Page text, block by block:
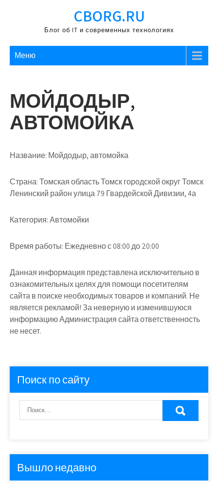
содержимому
CBORG.RU
Блог об IT и современных технологиях
Меню
МОЙДОДЫР,
АВТОМОЙКА
Название: Мойдодыр, автомойка
Страна:Томская область Томск городской округ Томск
Ленинский район улица 79 Гвардейской Дивизии, 4а
Категория:Автомойки
Время работы: Ежедневно с 08:00 до 20:00
Данная информация представлена исключительно в
ознакомительных целях для помощи посетителям
сайта в поиске необходимых товаров и компаний. Не
является рекламой! За неверную и изменившуюся
информацию Администрация сайта ответственность
не несет.
Поиск по сайту
Вышло недавно